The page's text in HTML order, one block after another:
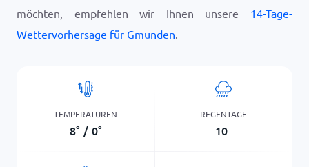
möchten, empfehlen wir Ihnen unsere 14-Tage-
Wettervorhersage für Gmunden.
TEMPERATUREN
8° / 0°
REGENTAGE
10